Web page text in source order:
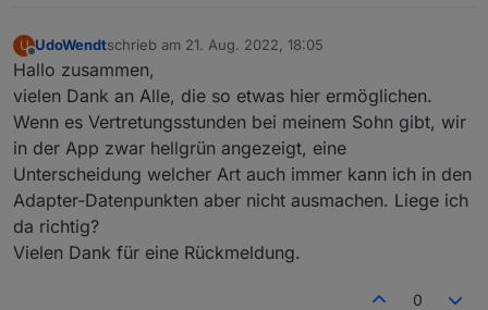
U
Offline
UdoWendtschrieb am 21. Aug. 2022, 18:05
zuletzt editiert von
Hallo zusammen,
vielen Dank an Alle, die so etwas hier ermöglichen.
Wenn es Vertretungsstunden bei meinem Sohn gibt, wir
in der App zwar hellgrün angezeigt, eine
Unterscheidung welcher Art auch immer kann ich in den
Adapter-Datenpunkten aber nicht ausmachen. Liege ich
da richtig?
Vielen Dank für eine Rückmeldung.
0